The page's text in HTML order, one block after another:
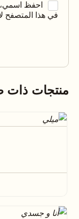
احفظ اسمي،
في هذا المتصفح
منتجات ذات